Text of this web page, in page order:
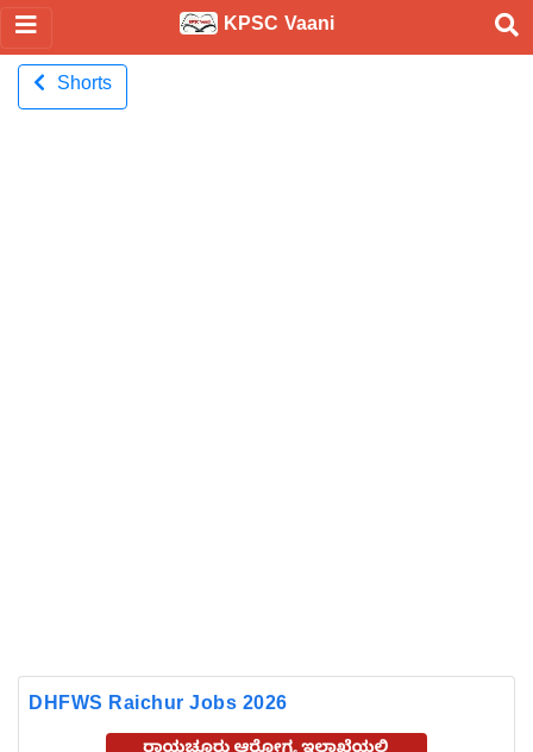
KPSC Vaani
Shorts
DHFWS Raichur Jobs 2026